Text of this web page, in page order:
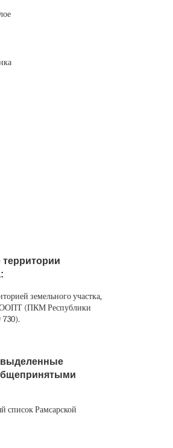
земельного участка,
ООПТ (ПКМ Республики
730).
список Рамсарской